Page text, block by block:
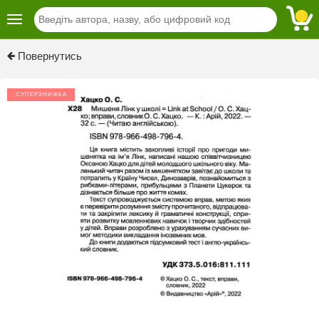
Повернутись
СУПЕРЗНИЖКА